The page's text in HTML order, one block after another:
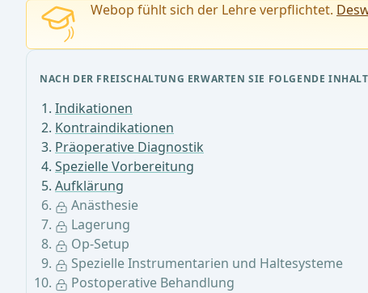
Webop fühlt sich der Lehre verpflichtet.
NACH DER FREISCHALTUNG ERWARTEN SIE FOLGENDE
Indikationen
Kontraindikationen
Präoperative Diagnostik
Spezielle Vorbereitung
Aufklärung
Anästhesie
Lagerung
Op-Setup
Spezielle Instrumentarien und Haltesysteme
Postoperative Behandlung